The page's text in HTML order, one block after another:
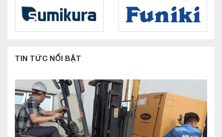
TIN TỨC NỔI BẬT